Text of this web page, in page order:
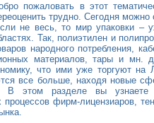
пожаловать в этот
трудно. Сегодня
не весь, то мир упаковки –
Так, полиэтилен и
народного потребления,
материалов, тары и мн.
что ими уже торгуют
все больше, находя новые
В этом разделе вы узнаете
процессов фирм-лицензиаров,